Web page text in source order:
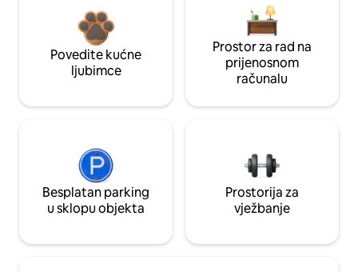
Povedite kućne
ljubimce
Prostor za rad na
prijenosnom
računalu
Besplatan parking
u sklopu objekta
Prostorija za
vježbanje